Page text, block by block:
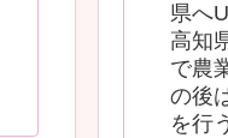
県へ
高知
で農
の後
を行